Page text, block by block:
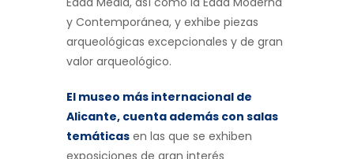
y Contemporánea, y exhibe piezas
arqueológicas excepcionales y de gran
valor arqueológico.
El museo más internacional de
Alicante, cuenta además con salas
temáticas en las que se exhiben